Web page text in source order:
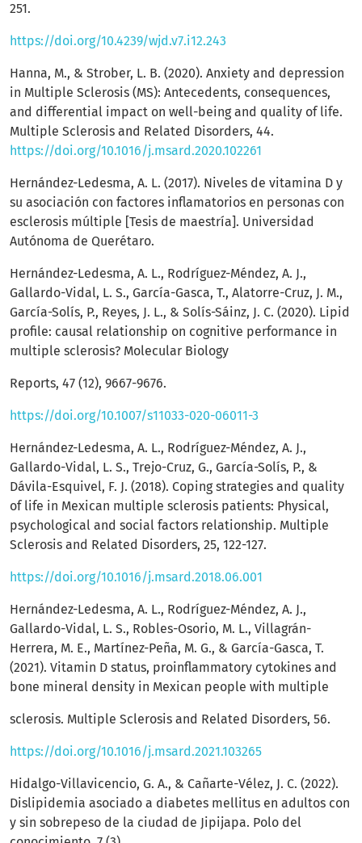
251.
https://doi.org/10.4239/wjd.v7.i12.243
Hanna, M., & Strober, L. B. (2020). Anxiety and depression
in Multiple Sclerosis (MS): Antecedents, consequences,
and differential impact on well-being and quality of life.
Multiple Sclerosis and Related Disorders, 44.
https://doi.org/10.1016/j.msard.2020.102261
Hernández-Ledesma, A. L. (2017). Niveles de vitamina D y
su asociación con factores inflamatorios en personas con
esclerosis múltiple [Tesis de maestría]. Universidad
Autónoma de Querétaro.
Hernández-Ledesma, A. L., Rodríguez-Méndez, A. J.,
Gallardo-Vidal, L. S., García-Gasca, T., Alatorre-Cruz, J. M.,
García-Solís, P., Reyes, J. L., & Solís-Sáinz, J. C. (2020). Lipid
profile: causal relationship on cognitive performance in
multiple sclerosis? Molecular Biology
Reports, 47 (12), 9667-9676.
https://doi.org/10.1007/s11033-020-06011-3
Hernández-Ledesma, A. L., Rodríguez-Méndez, A. J.,
Gallardo-Vidal, L. S., Trejo-Cruz, G., García-Solís, P., &
Dávila-Esquivel, F. J. (2018). Coping strategies and quality
of life in Mexican multiple sclerosis patients: Physical,
psychological and social factors relationship. Multiple
Sclerosis and Related Disorders, 25, 122-127.
https://doi.org/10.1016/j.msard.2018.06.001
Hernández-Ledesma, A. L., Rodríguez-Méndez, A. J.,
Gallardo-Vidal, L. S., Robles-Osorio, M. L., Villagrán-
Herrera, M. E., Martínez-Peña, M. G., & García-Gasca, T.
(2021). Vitamin D status, proinflammatory cytokines and
bone mineral density in Mexican people with multiple
sclerosis. Multiple Sclerosis and Related Disorders, 56.
https://doi.org/10.1016/j.msard.2021.103265
Hidalgo-Villavicencio, G. A., & Cañarte-Vélez, J. C. (2022).
Dislipidemia asociado a diabetes mellitus en adultos con
y sin sobrepeso de la ciudad de Jipijapa. Polo del